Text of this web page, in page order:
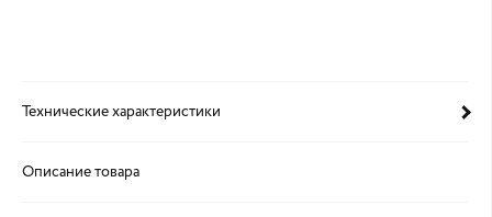
Технические характеристики
Описание товара